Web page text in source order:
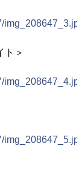
ト＞